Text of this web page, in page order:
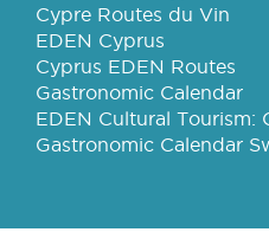
Cypre Routes du Vin
EDEN Cyprus
Cyprus EDEN Routes
Gastronomic Calendar
EDEN Cultural Tourism:
Gastronomic Calendar